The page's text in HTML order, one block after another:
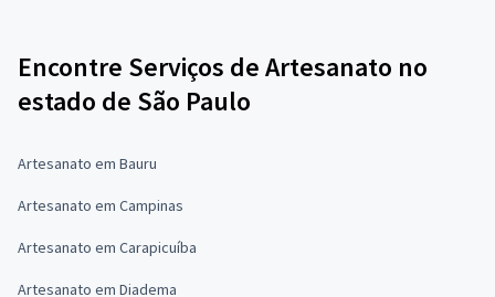
Encontre Serviços de Artesanato no
estado de São Paulo
Artesanato em Bauru
Artesanato em Campinas
Artesanato em Carapicuíba
Artesanato em Diadema